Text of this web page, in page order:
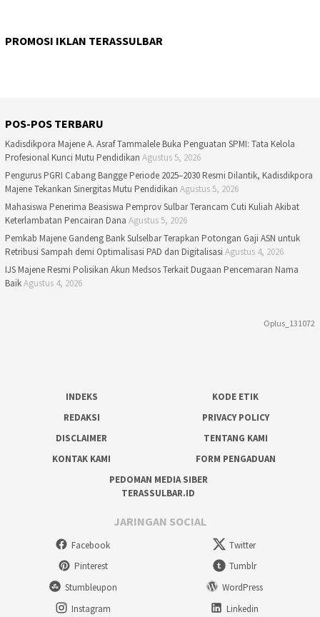
PROMOSI IKLAN TERASSULBAR
POS-POS TERBARU
Kadisdikpora Majene A. Asraf Tammalele Buka Penguatan SPMI: Tata Kelola
Profesional Kunci Mutu Pendidikan Agustus 5, 2026
Pengurus PGRI Cabang Bangge Periode 2025–2030 Resmi Dilantik, Kadisdikpora
Majene Tekankan Sinergitas Mutu Pendidikan Agustus 5, 2026
Mahasiswa Penerima Beasiswa Pemprov Sulbar Terancam Cuti Kuliah Akibat
Keterlambatan Pencairan Dana Agustus 5, 2026
Pemkab Majene Gandeng Bank Sulselbar Terapkan Potongan Gaji ASN untuk
Retribusi Sampah demi Optimalisasi PAD dan Digitalisasi Agustus 4, 2026
IJS Majene Resmi Polisikan Akun Medsos Terkait Dugaan Pencemaran Nama
BaikAgustus 4, 2026
Oplus_131072
INDEKS
KODE ETIK
REDAKSI
PRIVACY POLICY
DISCLAIMER
TENTANG KAMI
KONTAK KAMI
FORM PENGADUAN
PEDOMAN MEDIA SIBER
TERASSULBAR.ID
JARINGAN SOCIAL
Facebook
Twitter
Pinterest
Tumblr
Stumbleupon
WordPress
Instagram
Linkedin